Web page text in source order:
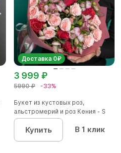
Доставка 0₽
5990 ₽ -33%
3 999 ₽
Букет из кустовых роз,
альстромерий и роз Кения - S
Купить В 1 клик